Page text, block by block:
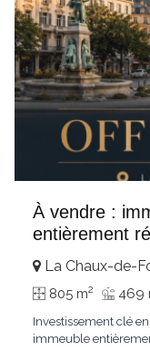
À vendre :
entièrement
La Chaux-de-
805 m2 469
Investissement clé
immeuble